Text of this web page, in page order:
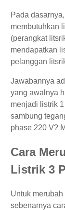
Pada
membutuhkan
(perangkat
mendapatkan
pelanggan
Jawabannya
yang awalnya
menjadi listrik
sambung
phase 220 V?
Cara
Listrik 3
Untuk
sebenarnya